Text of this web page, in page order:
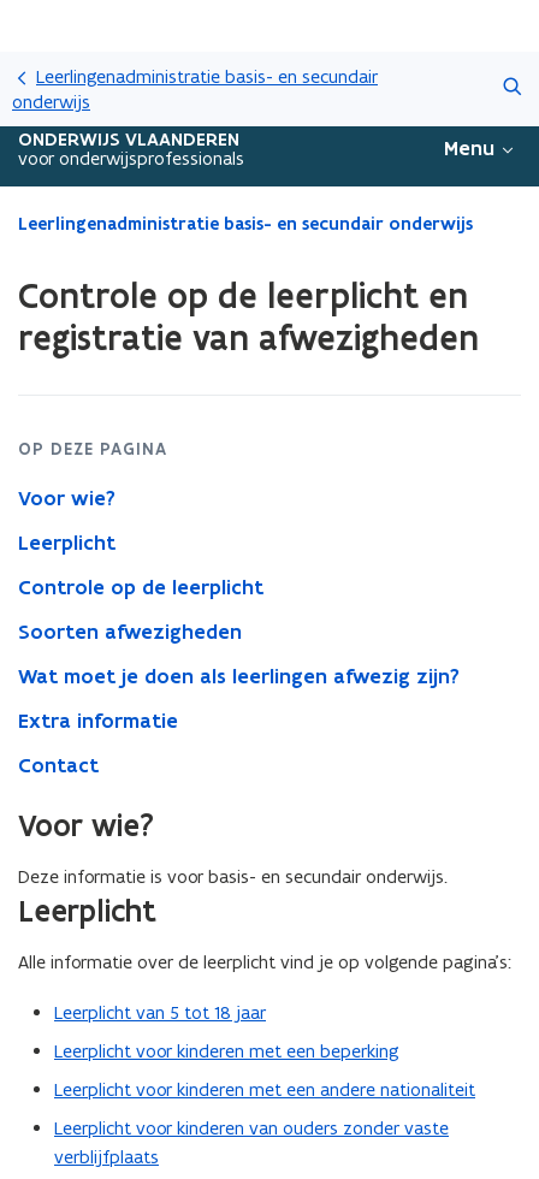
en
de
Leerlingenadministratie basis- en secundair
onderwijs
ONDERWIJS VLAANDEREN
voor onderwijsprofessionals Menu
Gedaan
zich
van
afwezigheden
Leerlingenadministratie basis- en secundair onderwijs
Controle op de leerplicht en
registratie van afwezigheden
OP DEZE PAGINA
Voor wie?
Leerplicht
Controle op de leerplicht
Soorten afwezigheden
Wat moet je doen als leerlingen afwezig zijn?
Extra informatie
Contact
Voor wie?
Deze informatie is voor basis- en secundair onderwijs.
Leerplicht
Alle informatie over de leerplicht vind je op volgende pagina’s:
Leerplicht van 5 tot 18 jaar
Leerplicht voor kinderen met een beperking
Leerplicht voor kinderen met een andere nationaliteit
Leerplicht voor kinderen van ouders zonder vaste
verblijfplaats